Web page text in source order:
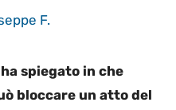
F.
spiegato in che
bloccare un atto del